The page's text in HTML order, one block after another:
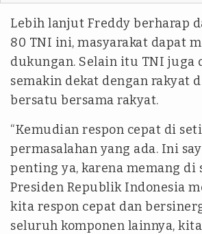
Lebih lanjut Freddy berharap
80 TNI ini, masyarakat dapat
dukungan. Selain itu TNI juga
semakin dekat dengan rakyat
bersatu bersama rakyat.
“Kemudian respon cepat di
permasalahan yang ada. Ini
penting ya, karena memang di
Presiden Republik Indonesia
kita respon cepat dan
seluruh komponen lainnya,